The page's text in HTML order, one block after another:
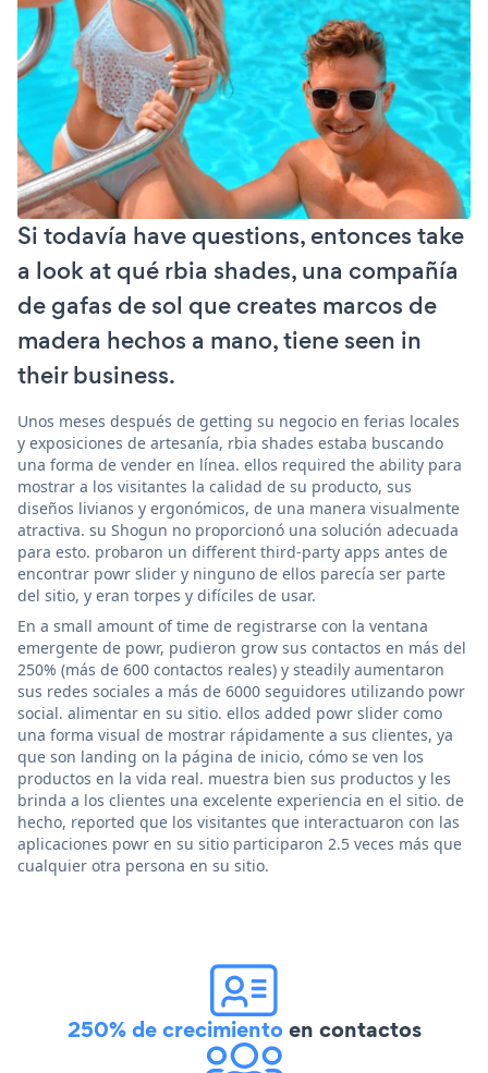
Si todavía have questions, entonces take
a look at qué rbia shades, una compañía
de gafas de sol que creates marcos de
madera hechos a mano, tiene seen in
their business.
Unos meses después de getting su negocio en ferias locales
y exposiciones de artesanía, rbia shades estaba buscando
una forma de vender en línea. ellos required the ability para
mostrar a los visitantes la calidad de su producto, sus
diseños livianos y ergonómicos, de una manera visualmente
atractiva. su Shogun no proporcionó una solución adecuada
para esto. probaron un different third-party apps antes de
encontrar powr slider y ninguno de ellos parecía ser parte
del sitio, y eran torpes y difíciles de usar.
En a small amount of time de registrarse con la ventana
emergente de powr, pudieron grow sus contactos en más del
250% (más de 600 contactos reales) y steadily aumentaron
sus redes sociales a más de 6000 seguidores utilizando powr
social. alimentar en su sitio. ellos added powr slider como
una forma visual de mostrar rápidamente a sus clientes, ya
que son landing on la página de inicio, cómo se ven los
productos en la vida real. muestra bien sus productos y les
brinda a los clientes una excelente experiencia en el sitio. de
hecho, reported que los visitantes que interactuaron con las
aplicaciones powr en su sitio participaron 2.5 veces más que
cualquier otra persona en su sitio.
250% de crecimientoen contactos